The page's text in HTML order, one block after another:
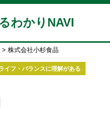
わかりNAVI
株式会社小杉食品
イフ・バランスに理解がある